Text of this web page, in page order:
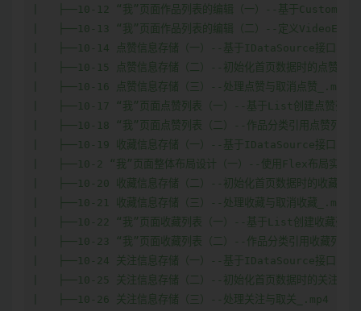
|   ├──10-12 “我”页面作品列表的编辑（一）--基于
|   ├──10-13 “我”页面作品列表的编辑（二）--定义
|   ├──10-14 点赞信息存储（一）--基于IDataSource接口实现
|   ├──10-15 点赞信息存储（二）--初始化首页数据时的点赞信
|   ├──10-16 点赞信息存储（三）--处理点赞与取消点赞_.mp4
|   ├──10-17 “我”页面点赞列表（一）--基于List创建点赞列
|   ├──10-18 “我”页面点赞列表（二）--作品分类引用点赞列表
|   ├──10-19 收藏信息存储（一）--基于IDataSource接口实现
|   ├──10-2 “我”页面整体布局设计（一）--使用Flex布局实现
|   ├──10-20 收藏信息存储（二）--初始化首页数据时的收藏信
|   ├──10-21 收藏信息存储（三）--处理收藏与取消收藏_.mp4
|   ├──10-22 “我”页面收藏列表（一）--基于List创建收藏列
|   ├──10-23 “我”页面收藏列表（二）--作品分类引用收藏列表
|   ├──10-24 关注信息存储（一）--基于IDataSource接口实现
|   ├──10-25 关注信息存储（二）--初始化首页数据时的关注信
|   ├──10-26 关注信息存储（三）--处理关注与取关_.mp4